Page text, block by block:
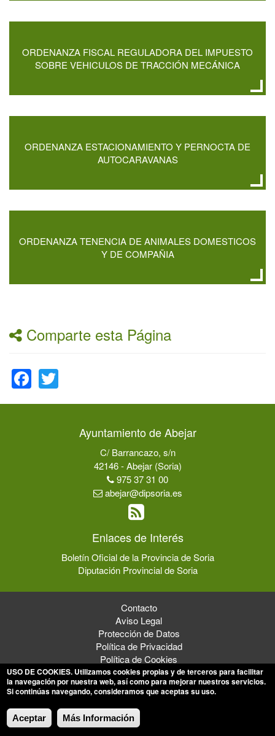
ORDENANZA FISCAL REGULADORA DEL IMPUESTO
SOBRE VEHICULOS DE TRACCIÓN MECÁNICA
ORDENANZA ESTACIONAMIENTO Y PERNOCTA DE
AUTOCARAVANAS
ORDENANZA TENENCIA DE ANIMALES DOMESTICOS
Y DE COMPAÑIA
Comparte esta Página
Facebook
Ayuntamiento de Abejar
C/ Barrancazo, s/n
42146 - Abejar (Soria)
975 37 31 00
abejar@dipsoria.es
Enlaces de Interés
Boletín Oficial de la Provincia de Soria
Diputación Provincial de Soria
Contacto
Aviso Legal
Protección de Datos
Política de Privacidad
Política de Cookies
© 2026 Ayuntamiento de Abejar
USO DE COOKIES. Utilizamos cookies propias y de terceros para facilitar
la navegación por nuestra web, así como para mejorar nuestros servicios.
Si continúas navegando, consideramos que aceptas su uso.
Aceptar Más Información